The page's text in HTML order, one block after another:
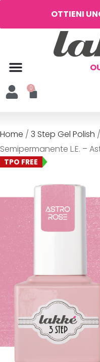
OTTIENI
Home / 3 Step Gel Polish /
Semipermanente L.E. –
TPO FREE